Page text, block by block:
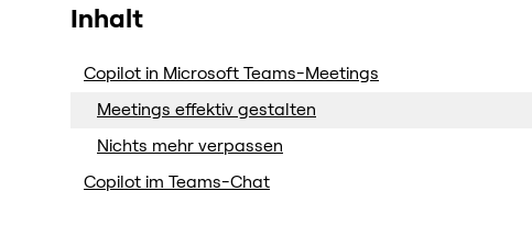
Inhalt
Copilot in Microsoft Teams-Meetings
Meetings effektiv gestalten
Nichts mehr verpassen
Copilot im Teams-Chat